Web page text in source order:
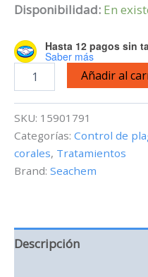
Disponibilidad: En
Hasta 12 pagos sin
Saber más
500
ml
cantidad
Añadir al
SKU: 15901791
Categorías: Control de
corales, Tratamientos
Brand: Seachem
Descripción